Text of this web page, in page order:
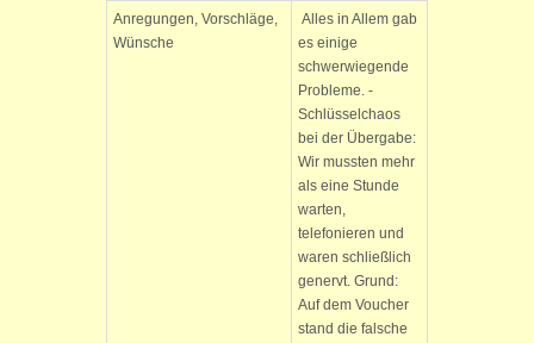
Anregungen, Vorschläge,
Wünsche
Alles in Allem gab
es einige
schwerwiegende
Probleme. -
Schlüsselchaos
bei der Übergabe:
Wir mussten mehr
als eine Stunde
warten,
telefonieren und
waren schließlich
genervt. Grund:
Auf dem Voucher
stand die falsche